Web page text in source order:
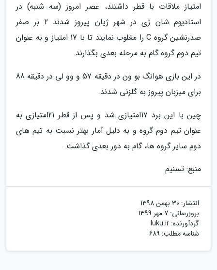
امتیاز ملاقات با قطر داشتند، عصر امروز (سه شنبه) در
استادیوم شان ژی در شهر ژیان پیروز شدند 2 بر صفر
صدرنشین گروه C را مغلوب نمایند تا با 17 امتیاز و به عنوان
تیم دوم گروه گام به مرحله بعدی بگذارند.
در این بازی هوانگ بو ون در دقیقه 57 و وو لی در دقیقه 88
برای میزبان پیروز به گلزنی شدند.
چین با این برد 17امتیازی شد و پس از قطر 21امتیازی به
عنوان تیم دوم گروه و به دلیل آمار بهتر نسبت به تیم های
دوم سایر گروه ها، گام به دور بعدی گذاشت.
منبع: تسنیم
انتشار: 30 بهمن 1398
بروزرسانی: 7 مهر 1399
گردآورنده: luku.ir
شناسه مطلب: 689